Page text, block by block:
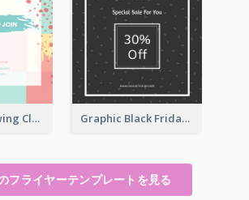
Colorful Drawing Club Flyer Graphic Black Friday Typography Flyer
フライヤーテンプレートを見る